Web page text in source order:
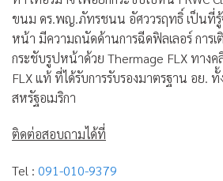
ขนม ดร.พญ.ภัทรชนน อัศววรฤทธิ์ เป็นที่รู้
หน้า มีความถนัดด้านการฉีดฟิลเลอร์ การเ
กระชับรูปหน้าด้วย Thermage FLX ทางค
FLX แท้ ที่ได้รับการรับรองมาตรฐาน อย. ทั้
สหรัฐอเมริกา
ติดต่อสอบถามได้ที่
Tel : 091-010-9379